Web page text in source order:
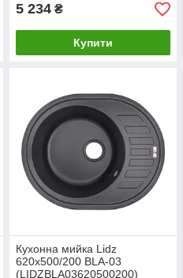
5 234 ₴
Купити
Кухонна мийка Lidz
620x500/200 BLA-03
(LIDZBLA03620500200)